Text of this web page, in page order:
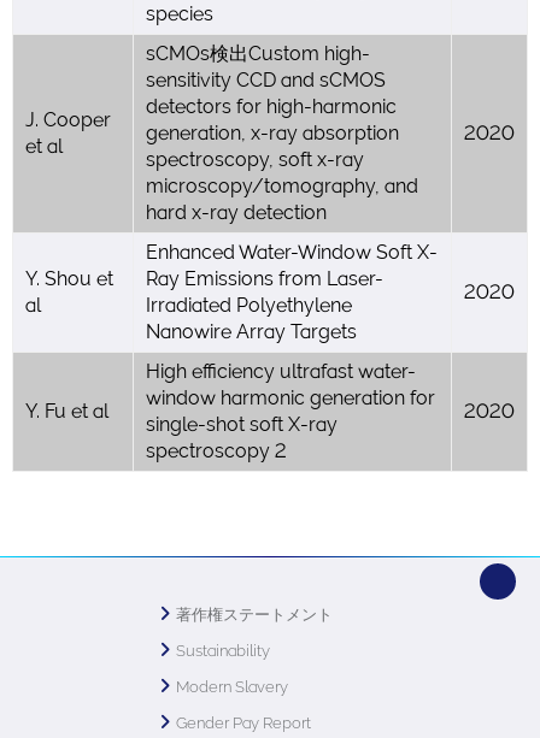
species
J. Cooper
et al
sCMOs検出Custom high-
sensitivity CCD and sCMOS
detectors for high-harmonic
generation, x-ray absorption
spectroscopy, soft x-ray
microscopy/tomography, and
hard x-ray detection
2020
Y. Shou et
al
Enhanced Water-Window Soft X-
Ray Emissions from Laser-
Irradiated Polyethylene
Nanowire Array Targets
2020
Y. Fu et al
High efficiency ultrafast water-
window harmonic generation for
single-shot soft X-ray
spectroscopy 2
2020
著作権ステートメント
Sustainability
Modern Slavery
Gender Pay Report